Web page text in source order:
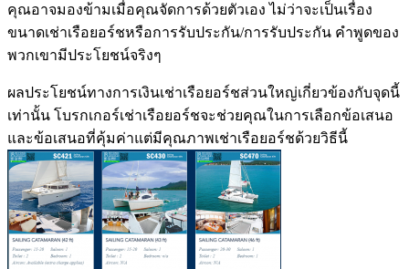
คุณอาจมองข้ามเมื่อคุณจัดการด้วยตัวเอง ไม่ว่าจะเป็นเรื่อง
ขนาดเช่าเรือยอร์ชหรือการรับประกัน/การรับประกัน คำพูดของ
พวกเขามีประโยชน์จริงๆ
ผลประโยชน์ทางการเงินเช่าเรือยอร์ชส่วนใหญ่เกี่ยวข้องกับจุดนี้
เท่านั้น โบรกเกอร์เช่าเรือยอร์ชจะช่วยคุณในการเลือกข้อเสนอ
และข้อเสนอที่คุ้มค่าแต่มีคุณภาพเช่าเรือยอร์ชด้วยวิธีนี้